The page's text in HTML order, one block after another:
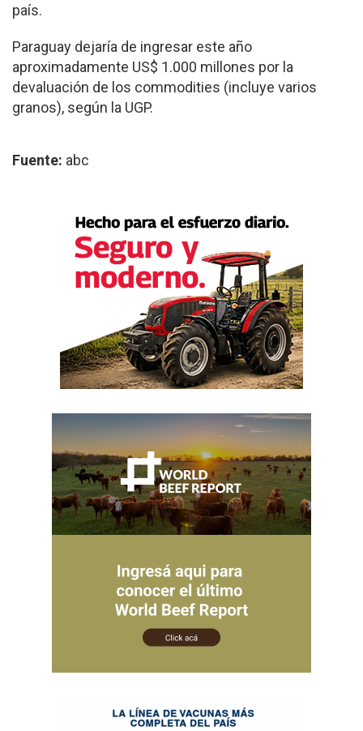
país.
Paraguay dejaría de ingresar este año
aproximadamente US$ 1.000 millones por la
devaluación de los commodities (incluye varios
granos), según la UGP.
Fuente: abc